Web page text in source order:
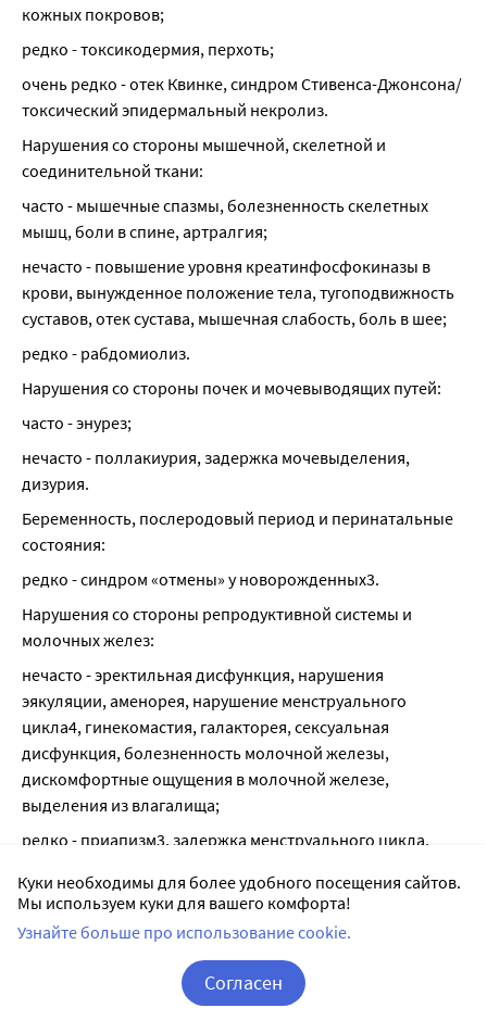
кожных покровов;
редко - токсикодермия, перхоть;
очень редко - отек Квинке, синдром Стивенса-Джонсона/
токсический эпидермальный некролиз.
Нарушения со стороны мышечной, скелетной и
соединительной ткани:
часто - мышечные спазмы, болезненность скелетных
мышц, боли в спине, артралгия;
нечасто - повышение уровня креатинфосфокиназы в
крови, вынужденное положение тела, тугоподвижность
суставов, отек сустава, мышечная слабость, боль в шее;
редко - рабдомиолиз.
Нарушения со стороны почек и мочевыводящих путей:
часто - энурез;
нечасто - поллакиурия, задержка мочевыделения,
дизурия.
Беременность, послеродовый период и перинатальные
состояния:
редко - синдром «отмены» у новорожденных3.
Нарушения со стороны репродуктивной системы и
молочных желез:
нечасто - эректильная дисфункция, нарушения
эякуляции, аменорея, нарушение менструального
цикла4, гинекомастия, галакторея, сексуальная
дисфункция, болезненность молочной железы,
дискомфортные ощущения в молочной железе,
выделения из влагалища;
редко - приапизм3, задержка менструального цикла,
увеличение молочных желез, выделение из молочной
часто - отек4, лихорадка, астения, утомляемость, боль;
Куки необходимы для более удобного посещения сайтов.
Мы используем куки для вашего комфорта!
Узнайте больше про использование cookie.
Согласен